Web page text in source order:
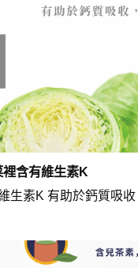
含有維生素K
生素K 有助於鈣質吸